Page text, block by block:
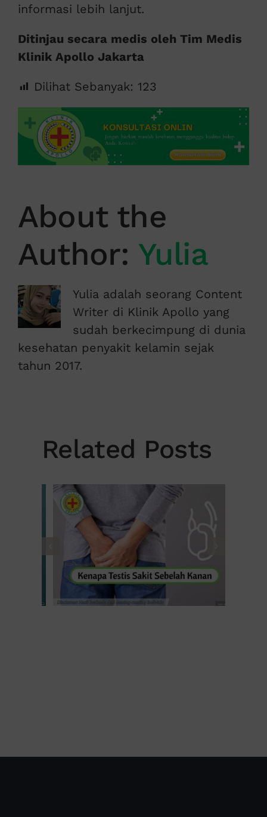
informasi lebih lanjut.
Ditinjau secara medis oleh Tim Medis
Klinik Apollo Jakarta
Dilihat Sebanyak: 123
About the
Author: Yulia
Yulia adalah seorang Content
Writer di Klinik Apollo yang
sudah berkecimpung di dunia
kesehatan penyakit kelamin sejak
tahun 2017.
Related Posts